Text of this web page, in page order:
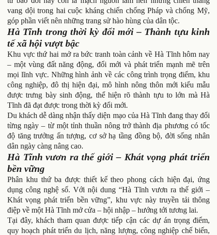
vang dội trong hai cuộc kháng chiến chống Pháp và chống Mỹ,
góp phần viết nên những trang sử hào hùng của dân tộc.
Hà Tĩnh trong thời kỳ đổi mới – Thành tựu kinh
tế xã hội vượt bậc
Khu vực thứ hai mở ra bức tranh toàn cảnh về Hà Tĩnh hôm nay
– một vùng đất năng động, đổi mới và phát triển mạnh mẽ trên
mọi lĩnh vực. Những hình ảnh về các công trình trọng điểm, khu
công nghiệp, đô thị hiện đại, mô hình nông thôn mới kiểu mẫu
được trưng bày sinh động, thể hiện rõ thành tựu to lớn mà Hà
Tĩnh đã đạt được trong thời kỳ đổi mới.
Du khách dễ dàng nhận thấy diện mạo của Hà Tĩnh đang thay đổi
từng ngày – từ một tỉnh thuần nông trở thành địa phương có tốc
độ tăng trưởng ấn tượng, cơ sở hạ tầng đồng bộ, đời sống nhân
dân ngày càng nâng cao.
Hà Tĩnh vươn ra thế giới – Khát vọng phát triển
bền vững
Phân khu thứ ba được thiết kế theo phong cách hiện đại, ứng
dụng công nghệ số. Với nội dung “Hà Tĩnh vươn ra thế giới –
Khát vọng phát triển bền vững”, khu vực này truyền tải thông
điệp về một Hà Tĩnh mở cửa – hội nhập – hướng tới tương lai.
Tại đây, khách tham quan được tiếp cận các dự án trọng điểm,
quy hoạch phát triển du lịch, năng lượng, công nghiệp chế biến,